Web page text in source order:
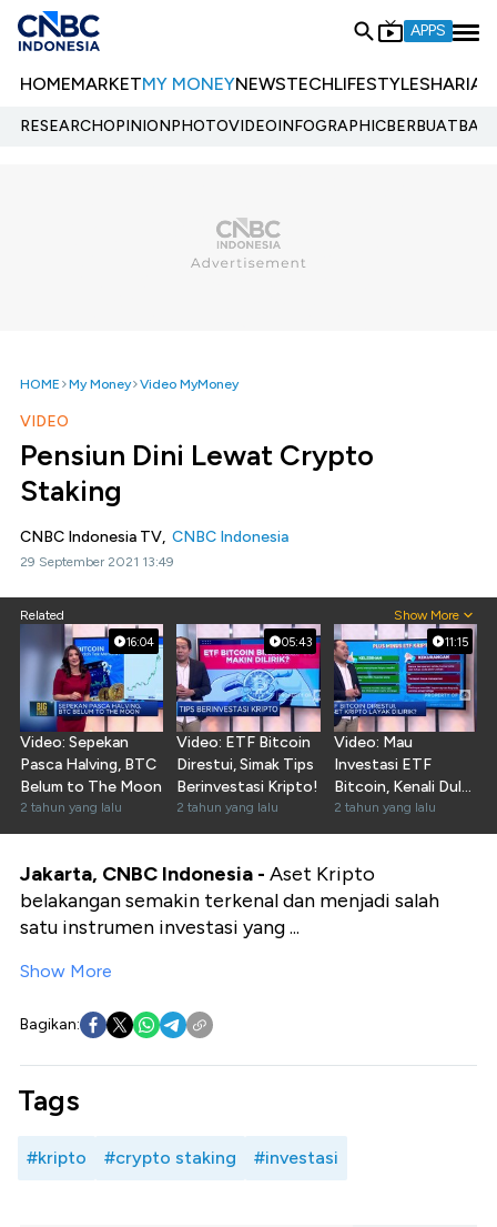
APPS
HOMEMARKETMY MONEYNEWSTECHLIFESTYLESHARIA
RESEARCHOPINIONPHOTOVIDEOINFOGRAPHIC
HOME My Money Video MyMoney
VIDEO
Pensiun Dini Lewat Crypto
Staking
CNBC Indonesia TV, CNBC Indonesia
29 September 2021 13:49
Related Show More
16:04
Video: Sepekan
Pasca Halving, BTC
Belum to The Moon
2 tahun yang lalu
05:43
Video: ETF Bitcoin
Direstui, Simak Tips
Berinvestasi Kripto!
2 tahun yang lalu
11:15
Video: Mau
Investasi ETF
Bitcoin, Kenali Dulu
Plus Minusnya!
2 tahun yang lalu
Jakarta, CNBC Indonesia - Aset Kripto
belakangan semakin terkenal dan menjadi salah
satu instrumen investasi yang ...
Show More
Bagikan:
Tags
#kripto #crypto staking #investasi